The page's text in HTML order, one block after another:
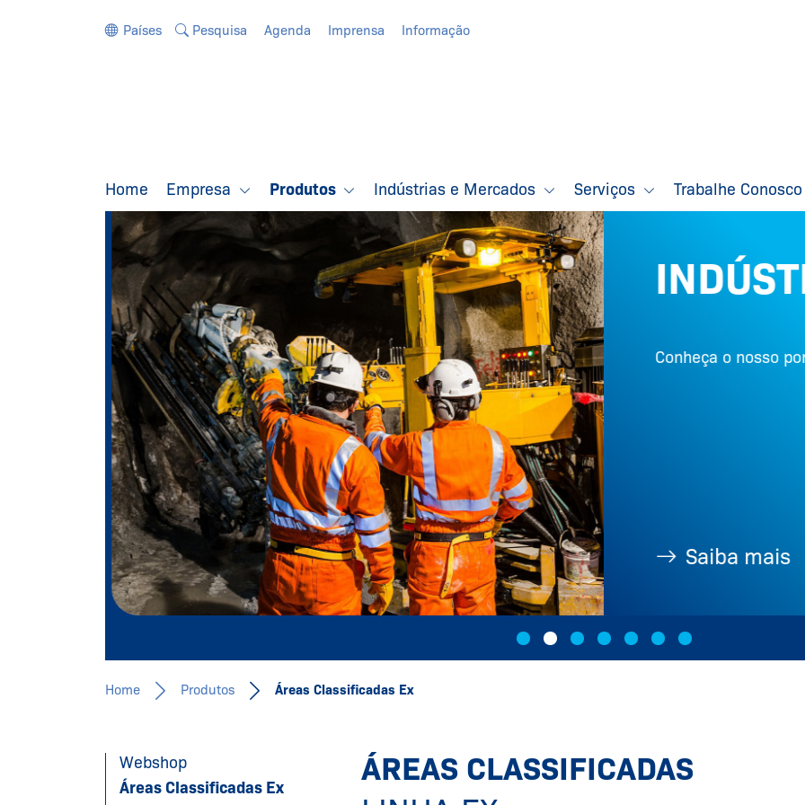
Países Pesquisa Agenda Imprensa Informação
Home Empresa Produtos Indústrias e Mercados Serviços Trabalhe Conosco
Saiba mais
Conheça o nosso
Saiba mais
Home Produtos Áreas Classificadas Ex
Webshop
Áreas Classificadas Ex
ÁREAS CLASSIFICADAS